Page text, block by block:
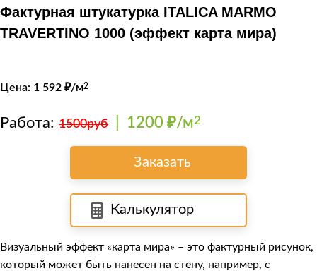
Фактурная штукатурка ITALICA MARMO
TRAVERTINO 1000 (эффект карта мира)
Цена: 1 592 ₽/м2
Работа: 1500руб 1200 ₽/м2
Заказать
Калькулятор
Визуальный эффект «карта мира» – это фактурный рисунок,
который может быть нанесен на стену, например, с